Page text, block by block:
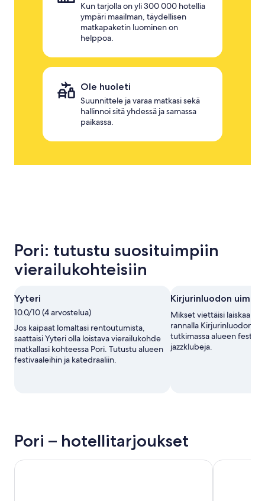
Kun tarjolla on yli 300 000 hotellia
ympäri maailman, täydellisen
matkapaketin luominen on
helppoa.
Ole huoleti
Suunnittele ja varaa matkasi sekä
hallinnoi sitä yhdessä ja samassa
paikassa.
Pori: tutustu suosituimpiin
vierailukohteisiin
Yyteri
10.0/10 (4 arvostelua)
Jos kaipaat lomaltasi rentoutumista,
saattaisi Yyteri olla loistava vierailukohde
matkallasi kohteessa Pori. Tutustu alueen
festivaaleihin ja katedraaliin.
Kirjurinluodon
Mikset viettäisi laiskaa
rannalla Kirjurinluodon
tutkimassa alueen
jazzklubeja.
Pori – hotellitarjoukset
Scandic Pori Torget